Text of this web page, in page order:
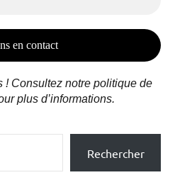
! Consultez notre politique de
plus d’informations.
Rechercher